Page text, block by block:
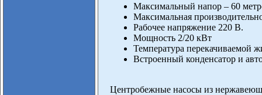
Максимальный напор – 60
Максимальная
Рабочее напряжение 220 В.
Мощность 2/20 кВт
Температура перекачиваемой
Встроенный конденсатор и
Центробежные насосы из